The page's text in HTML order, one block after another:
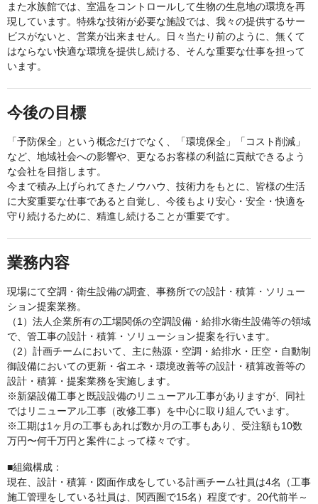
また水族館では、室温をコントロールして生物の生息地の環境を再
現しています。特殊な技術が必要な施設では、我々の提供するサー
ビスがないと、営業が出来ません。日々当たり前のように、無くて
はならない快適な環境を提供し続ける、そんな重要な仕事を担って
います。
今後の目標
「予防保全」という概念だけでなく、「環境保全」「コスト削減」
など、地域社会への影響や、更なるお客様の利益に貢献できるよう
な会社を目指します。
今まで積み上げられてきたノウハウ、技術力をもとに、皆様の生活
に大変重要な仕事であると自覚し、今後もより安心・安全・快適を
守り続けるために、精進し続けることが重要です。
業務内容
現場にて空調・衛生設備の調査、事務所での設計・積算・ソリュー
ション提案業務。
（1）法人企業所有の工場関係の空調設備・給排水衛生設備等の領域
で、管工事の設計・積算・ソリューション提案を行います。
（2）計画チームにおいて、主に熱源・空調・給排水・圧空・自動制
御設備においての更新・省エネ・環境改善等の設計・積算改善等の
設計・積算・提案業務を実施します。
※新築設備工事と既設設備のリニューアル工事がありますが、同社
ではリニューアル工事（改修工事）を中心に取り組んでいます。
※工期は1ヶ月の工事もあれば数か月の工事もあり、受注額も10数
万円〜何千万円と案件によって様々です。
■組織構成：
現在、設計・積算・図面作成をしている計画チーム社員は4名（工事
施工管理をしている社員は、関西圏で15名）程度です。20代前半～